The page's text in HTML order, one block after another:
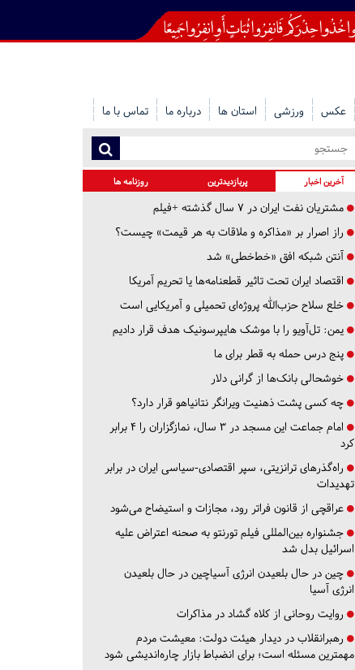
عکس ورزشی استان ها درباره ما تماس با ما
آخرین اخبار پربازدیدترین روزنامه ها
مشتریان نفت ایران در ۷ سال گذشته +فیلم
راز اصرار بر «مذاکره و ملاقات به هر قیمت» چیست؟
آنتن شبکه افق «خط‌خطی» شد
اقتصاد ایران تحت تاثیر قطعنامه‌ها یا تحریم‌ آمریکا
خلع سلاح حزب‌الله پروژه‌ای تحمیلی و آمریکایی است
یمن: تل‌آویو را با موشک هایپرسونیک هدف قرار دادیم
پنج درس‌ حمله به قطر برای ما
خوشحالی بانک‌ها از گرانی دلار
چه کسی پشت ذهنیت ویرانگر نتانیاهو قرار دارد؟
امام جماعت این مسجد در ۳ سال، نمازگزاران را ۴ برابر
کرد
راه‌گذرهای ترانزیتی، سپر اقتصادی-سیاسی ایران در برابر
تهدیدات
عراقچی از قانون فراتر رود، مجازات و استیضاح می‌شود
جشنواره بین‌المللی فیلم تورنتو به صحنه اعتراض علیه
اسرائیل بدل شد
چین در حال بلعیدن انرژی آسیاچین در حال بلعیدن
انرژی آسیا
روایت روحانی از کلاه گشاد در مذاکرات
رهبرانقلاب در دیدار هیئت دولت: معیشت مردم
مهمترین مسئله است؛ برای انضباط بازار چاره‌اندیشی شود